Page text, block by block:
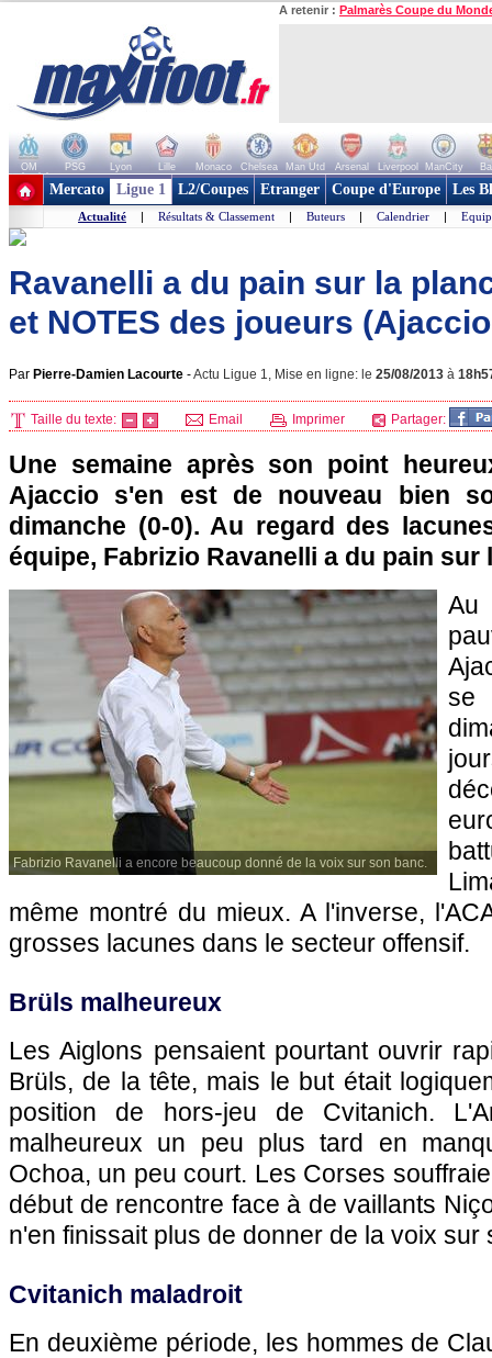
A retenir : Palmarès Coupe du
OM PSG Lyon Lille Monaco Chelsea Man Utd Arsenal Liverpool ManCity
+ de clubs
Mercato Ligue 1 L2/Coupes Etranger Coupe d'Europe Les
Actualité | Résultats & Classement | Buteurs | Calendrier |
Ravanelli a du pain sur la
et NOTES des joueurs
Par Pierre-Damien Lacourte -Actu Ligue 1, Mise en ligne: le 25/08/2013 à
Taille du texte: Email Imprimer Partager:
Une semaine après son point
Ajaccio s'en est de nouveau bien
dimanche (0-0). Au regard des
équipe, Fabrizio Ravanelli a du pain sur
Fabrizio Ravanelli a encore beaucoup donné de la voix sur son banc.
Au
même montré du mieux. A l'inverse,
grosses lacunes dans le secteur offensif.
Brüls malheureux
Les Aiglons pensaient pourtant ouvrir
Brüls, de la tête, mais le but était
position de hors-jeu de Cvitanich.
malheureux un peu plus tard en
Ochoa, un peu court. Les Corses
début de rencontre face à de vaillants
n'en finissait plus de donner de la voix sur
Cvitanich maladroit
En deuxième période, les hommes de